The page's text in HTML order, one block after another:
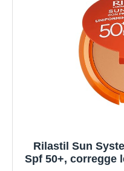
Rilastil Sun
Spf 50+, corregge